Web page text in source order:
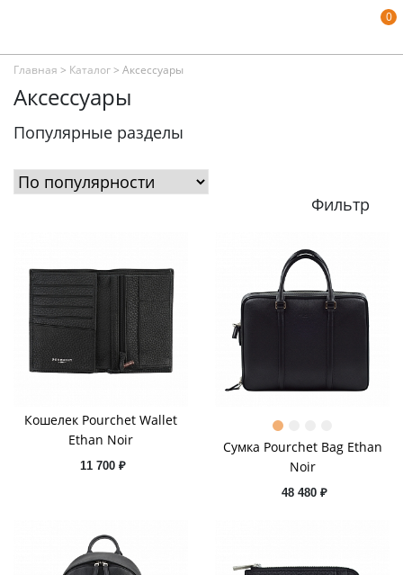
0
Главная > Каталог> Аксессуары
Аксессуары
Популярные разделы
Фильтр
Кошелек Pourchet Wallet
Ethan Noir
11 700 ₽
Сумка Pourchet Bag Ethan
Noir
48 480 ₽